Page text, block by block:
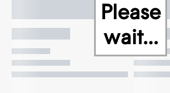
Please
wait...